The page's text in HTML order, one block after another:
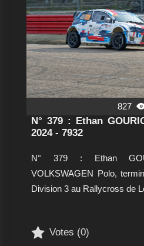
827
N° 379 : Ethan
2024 - 7932
N° 379 : Ethan
VOLKSWAGEN Polo,
Division 3 au Rallycross de
 Votes (0)